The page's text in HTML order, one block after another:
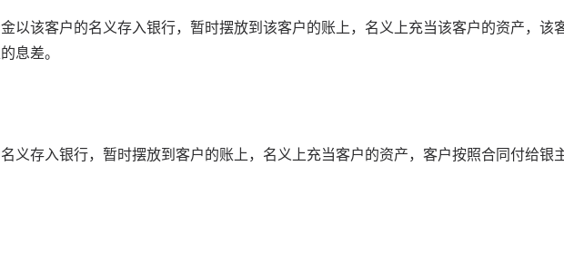
以该客户的名义存入银行，暂时摆放到该客户的账上，名义上充当该客户的资产，该
息差。
义存入银行，暂时摆放到客户的账上，名义上充当客户的资产，客户按照合同付给银